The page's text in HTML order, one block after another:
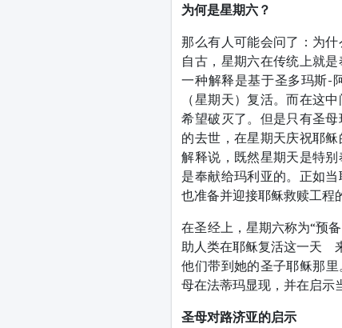
为何是星期六？
那么有人可能会问了：为
自古，星期六在传统上就
一种解释是基于圣多玛斯-
（星期天）复活。而在这
希望破灭了。但是只有圣
的去世，在星期天庆祝耶
解释说，既然星期天是特
是奉献给玛利亚的。正如
也准备并迎接耶稣救赎工程
在圣经上，星期六称为“预
助人类在耶稣复活这一天
他们带到她的圣子耶稣那
母在法蒂玛显现，并在启示
圣母对路济亚的启示